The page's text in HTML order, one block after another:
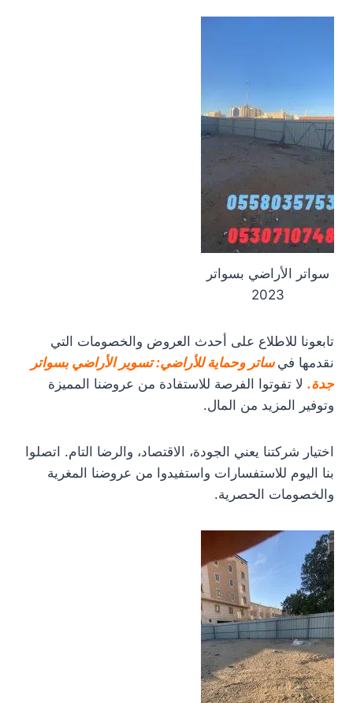
سواتر الأراضي بسواتر
2023
تابعونا للاطلاع على أحدث العروض والخصومات التي
نقدمها في ساتر وحماية للأراضي: تسوير الأراضي بسواتر
جدة. لا تفوتوا الفرصة للاستفادة من عروضنا المميزة
وتوفير المزيد من المال.
اختيار شركتنا يعني الجودة، الاقتصاد، والرضا التام. اتصلوا
بنا اليوم للاستفسارات واستفيدوا من عروضنا المغرية
والخصومات الحصرية.